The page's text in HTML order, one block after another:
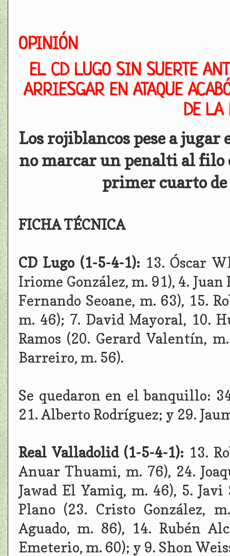
OPINIÓN
EL CD LUGO SIN SUERTE
ARRIESGAR EN ATAQUE
DE LA
Los rojiblancos pese a
no marcar un penalti al filo
primer cuarto de
FICHA TÉCNICA
CD Lugo (1-5-4-1): 13. Óscar
Iriome González, m. 91), 4. Juan
Fernando Seoane, m. 63), 15.
m. 46); 7. David Mayoral, 10.
Ramos (20. Gerard Valentín,
Barreiro, m. 56).
Se quedaron en el banquillo:
21. Alberto Rodríguez; y 29.
Real Valladolid (1-5-4-1): 13.
Anuar Thuami, m. 76), 24.
Jawad El Yamiq, m. 46), 5. Javi
Plano (23. Cristo González,
Aguado, m. 86), 14. Rubén
Emeterio, m. 60); y 9. Shon